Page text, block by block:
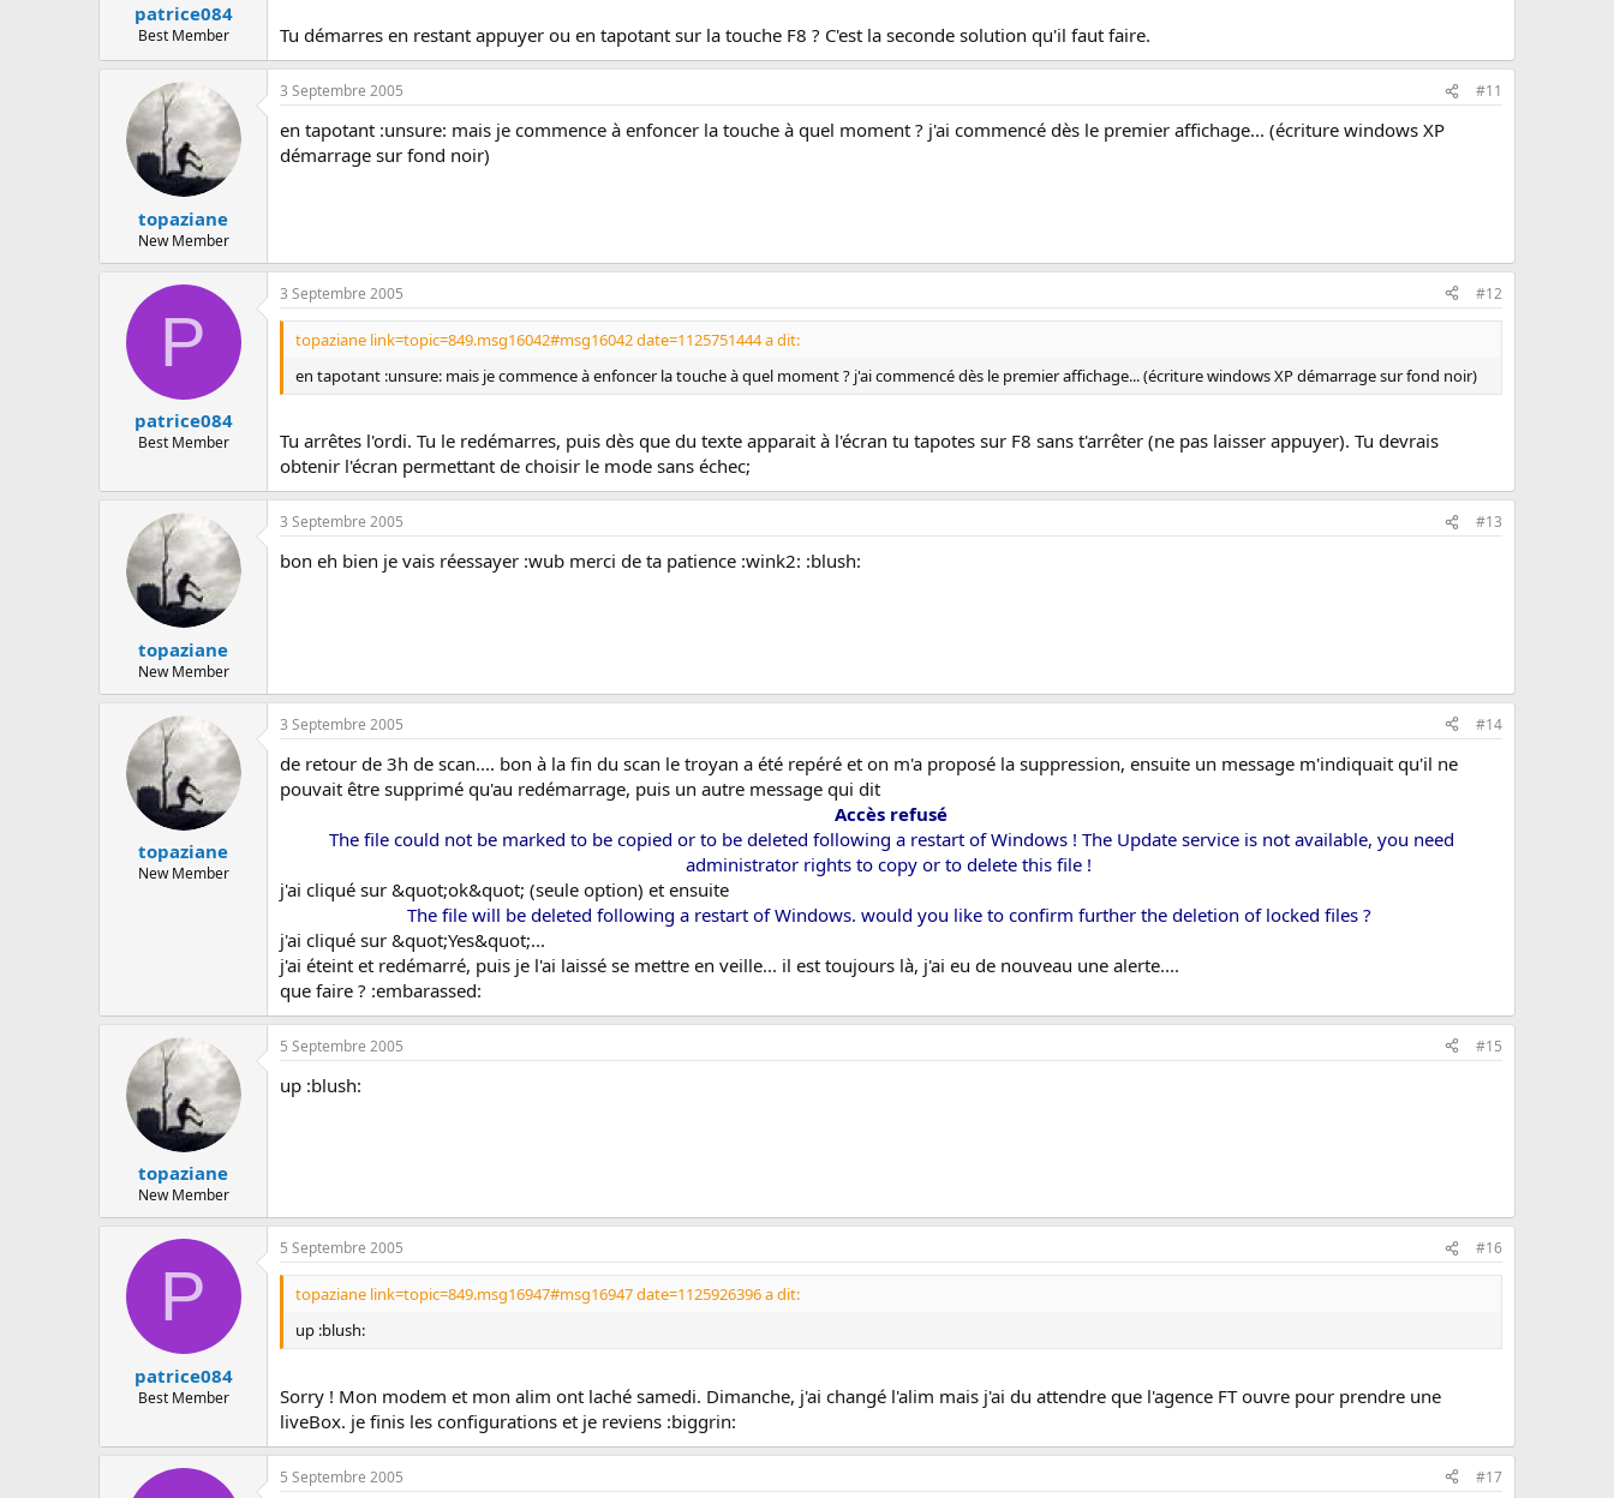
patrice084
Best Member Tu démarres en restant appuyer ou en tapotant sur la touche F8 ? C'est la seconde solution qu'il faut faire.
topaziane
New Member
3 Septembre 2005 #11
en tapotant :unsure: mais je commence à enfoncer la touche à quel moment ? j'ai commencé dès le premier affichage... (écriture windows XP
démarrage sur fond noir)
P
patrice084
Best Member
3 Septembre 2005 #12
topaziane link=topic=849.msg16042#msg16042 date=1125751444 a dit:
en tapotant :unsure: mais je commence à enfoncer la touche à quel moment ? j'ai commencé dès le premier affichage... (écriture windows XP démarrage sur fond noir)
Tu arrêtes l'ordi. Tu le redémarres, puis dès que du texte apparait à l'écran tu tapotes sur F8 sans t'arrêter (ne pas laisser appuyer). Tu devrais
obtenir l'écran permettant de choisir le mode sans échec;
topaziane
New Member
3 Septembre 2005 #13
bon eh bien je vais réessayer :wub merci de ta patience :wink2: :blush:
topaziane
New Member
3 Septembre 2005 #14
de retour de 3h de scan.... bon à la fin du scan le troyan a été repéré et on m'a proposé la suppression, ensuite un message m'indiquait qu'il ne
pouvait être supprimé qu'au redémarrage, puis un autre message qui dit
Accès refusé
The file could not be marked to be copied or to be deleted following a restart of Windows ! The Update service is not available, you need
administrator rights to copy or to delete this file !
j'ai cliqué sur &quot;ok&quot; (seule option) et ensuite
The file will be deleted following a restart of Windows. would you like to confirm further the deletion of locked files ?
j'ai cliqué sur &quot;Yes&quot;...
j'ai éteint et redémarré, puis je l'ai laissé se mettre en veille... il est toujours là, j'ai eu de nouveau une alerte....
que faire ? :embarassed:
topaziane
New Member
5 Septembre 2005 #15
up :blush:
P
patrice084
Best Member
5 Septembre 2005 #16
topaziane link=topic=849.msg16947#msg16947 date=1125926396 a dit:
up :blush:
Sorry ! Mon modem et mon alim ont laché samedi. Dimanche, j'ai changé l'alim mais j'ai du attendre que l'agence FT ouvre pour prendre une
liveBox. je finis les configurations et je reviens :biggrin:
5 Septembre 2005 #17